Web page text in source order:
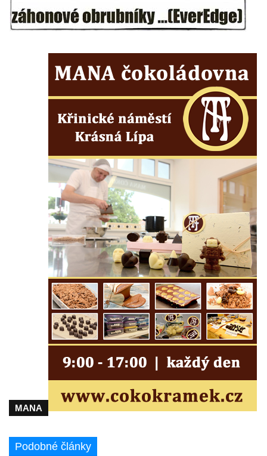
v Hradci Králové
Kašna se sousoším Vinobraní na náměstí
Kašna Rusalka ve Smetanových sadech v
Plzni
Fontána se sochou Matka s dítětem v
Kopeckého sadech v Plzni
Kašna Pocta baroku na náměstí T. G. M. v
Kašna na náměstí Svobody ve Vodňanech
Kašna na Mírovém náměstí v Netolicích
Krakonošova kašna na Krakonošově
náměstí v Trutnově
Kašna Hygie na budově radnice na Horním
náměstí v Olomouci
Herkulova kašna na Horním náměstí v
Olomouci
Jupiterova kašna na Dolním náměstí v
Olomouci
Kašna na Masarykově náměstí ve Vyškově
Zpívající fontána na Masarykově náměstí v
Kašna Ptačí napajedlo na Lázeňském
náměstí v Teplicích
lázeňského domu Beethoven v Teplicích
MANA
Podobné články